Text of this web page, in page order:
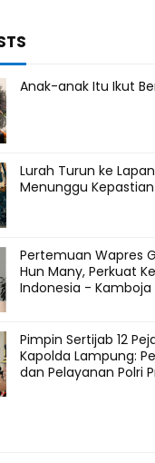
Anak-anak Itu Ikut
Lurah Turun ke
Menunggu Kepastian
Pertemuan Wapres
Hun Many, Perkuat
Indonesia - Kamboja
Pimpin Sertijab 12
Kapolda Lampung:
dan Pelayanan Polri